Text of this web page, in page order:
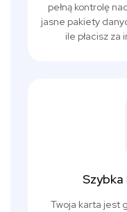
pełną kontrolę
jasne pakiety
ile płacisz
Twoja karta jest